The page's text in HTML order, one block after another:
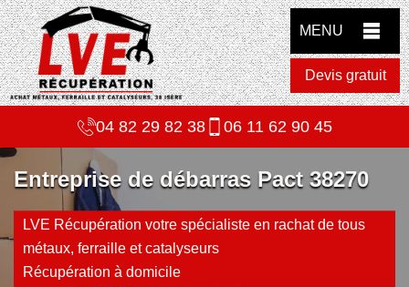
MENU
Devis gratuit
04 82 29 82 38 06 11 62 90 45
Entreprise de débarras Pact 38270
LVE Récupération votre spécialiste en rachat de tous
métaux, ferraille et catalyseurs
Récupération à domicile